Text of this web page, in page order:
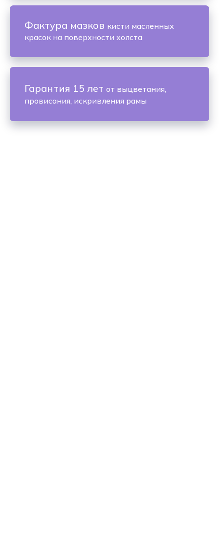
Фактура мазков кисти масленных
красок на поверхности холста
Гарантия 15 лет от выцветания,
провисания, искривления рамы